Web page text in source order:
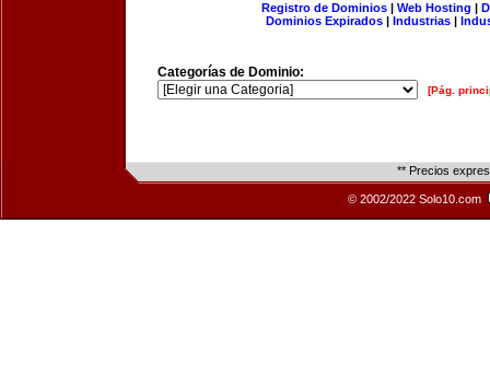
Registro de Dominios| Web Hosting |
Dominios Expirados | Industrias |
Categorías de Dominio:
[Pág.
** Precios
© 2002/2022 Solo10.com